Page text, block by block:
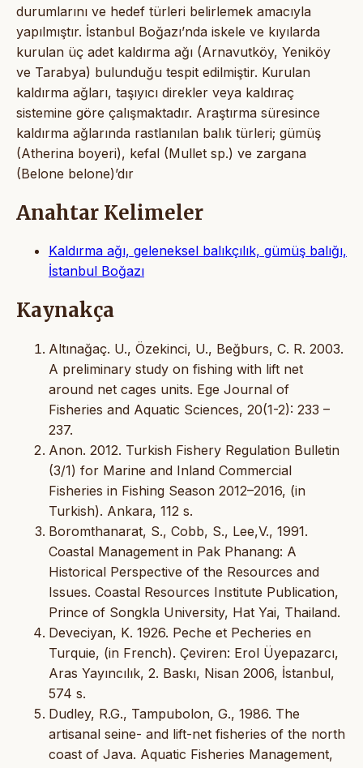
durumlarını ve hedef türleri belirlemek amacıyla
yapılmıştır. İstanbul Boğazı’nda iskele ve kıyılarda
kurulan üç adet kaldırma ağı (Arnavutköy, Yeniköy
ve Tarabya) bulunduğu tespit edilmiştir. Kurulan
kaldırma ağları, taşıyıcı direkler veya kaldıraç
sistemine göre çalışmaktadır. Araştırma süresince
kaldırma ağlarında rastlanılan balık türleri; gümüş
(Atherina boyeri), kefal (Mullet sp.) ve zargana
(Belone belone)’dır
Anahtar Kelimeler
Kaldırma ağı, geleneksel balıkçılık, gümüş balığı,
İstanbul Boğazı
Kaynakça
Altınağaç. U., Özekinci, U., Beğburs, C. R. 2003.
A preliminary study on fishing with lift net
around net cages units. Ege Journal of
Fisheries and Aquatic Sciences, 20(1-2): 233 –
237.
Anon. 2012. Turkish Fishery Regulation Bulletin
(3/1) for Marine and Inland Commercial
Fisheries in Fishing Season 2012–2016, (in
Turkish). Ankara, 112 s.
Boromthanarat, S., Cobb, S., Lee,V., 1991.
Coastal Management in Pak Phanang: A
Historical Perspective of the Resources and
Issues. Coastal Resources Institute Publication,
Prince of Songkla University, Hat Yai, Thailand.
Deveciyan, K. 1926. Peche et Pecheries en
Turquie, (in French). Çeviren: Erol Üyepazarcı,
Aras Yayıncılık, 2. Baskı, Nisan 2006, İstanbul,
574 s.
Dudley, R.G., Tampubolon, G., 1986. The
artisanal seine- and lift-net fisheries of the north
coast of Java. Aquatic Fisheries Management,